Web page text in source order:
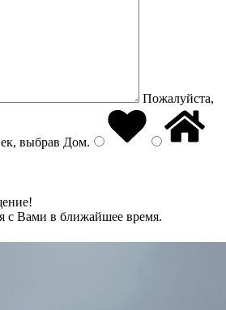
Пожалуйста,
выбрав Дом.
с Вами в ближайшее время.